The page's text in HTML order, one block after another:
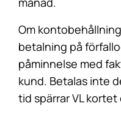
Om
betalning på
påminnelse med
kund. Betalas inte
tid spärrar VL